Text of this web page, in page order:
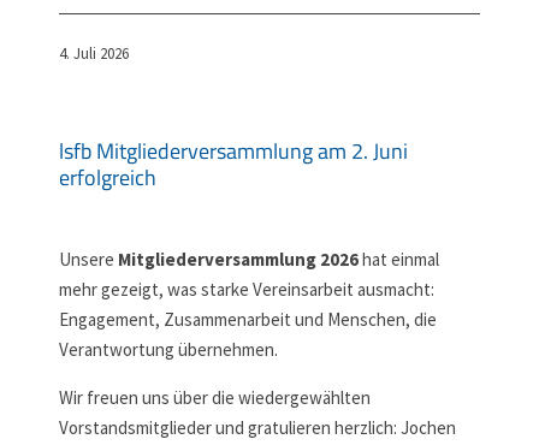
4. Juli 2026
lsfb Mitgliederversammlung am 2. Juni
erfolgreich
Unsere Mitgliederversammlung 2026hat einmal
mehr gezeigt, was starke Vereinsarbeit ausmacht:
Engagement, Zusammenarbeit und Menschen, die
Verantwortung übernehmen.
Wir freuen uns über die wiedergewählten
Vorstandsmitglieder und gratulieren herzlich: Jochen